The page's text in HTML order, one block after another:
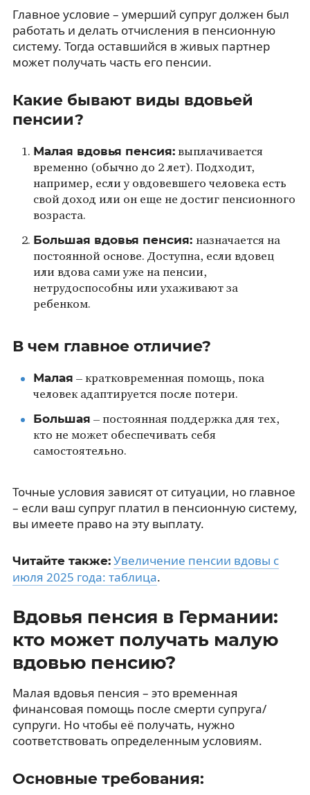
Главное условие – умерший супруг должен был
работать и делать отчисления в пенсионную
систему. Тогда оставшийся в живых партнер
может получать часть его пенсии.
Какие бывают виды вдовьей
пенсии?
Малая вдовья пенсия:выплачивается
временно (обычно до 2 лет). Подходит,
например, если у овдовевшего человека есть
свой доход или он еще не достиг пенсионного
возраста.
Большая вдовья пенсия: назначается на
постоянной основе. Доступна, если вдовец
или вдова сами уже на пенсии,
нетрудоспособны или ухаживают за
ребенком.
В чем главное отличие?
Малая – кратковременная помощь, пока
человек адаптируется после потери.
Большая – постоянная поддержка для тех,
кто не может обеспечивать себя
самостоятельно.
Точные условия зависят от ситуации, но главное
– если ваш супруг платил в пенсионную систему,
вы имеете право на эту выплату.
Читайте также: Увеличение пенсии вдовы с
июля 2025 года: таблица.
Вдовья пенсия в Германии:
кто может получать малую
вдовью пенсию?
Малая вдовья пенсия – это временная
финансовая помощь после смерти супруга/
супруги. Но чтобы её получать, нужно
соответствовать определенным условиям.
Основные требования: